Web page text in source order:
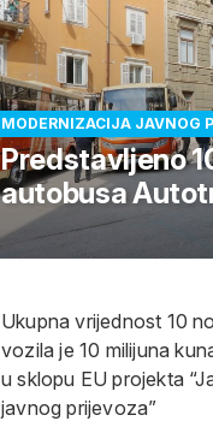
MODERNIZACIJA JAVNOG
Predstavljeno
autobusa
Ukupna vrijednost 10
vozila je 10 milijuna
u sklopu EU projekta
javnog prijevoza”